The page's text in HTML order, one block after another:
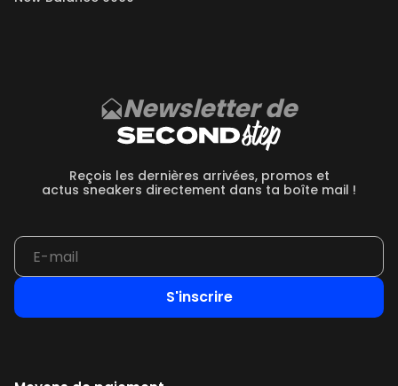
Newsletter de
Reçois les dernières arrivées, promos et
actus sneakers directement dans ta boîte mail !
S'inscrire